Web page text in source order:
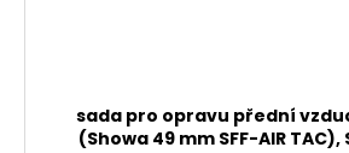
sada pro opravu přední
(Showa 49 mm SFF-AIR TAC),